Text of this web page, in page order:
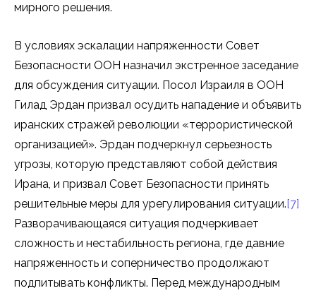
мирного решения.
В условиях эскалации напряженности Совет
Безопасности ООН назначил экстренное заседание
для обсуждения ситуации. Посол Израиля в ООН
Гилад Эрдан призвал осудить нападение и объявить
иранских стражей революции «террористической
организацией». Эрдан подчеркнул серьезность
угрозы, которую представляют собой действия
Ирана, и призвал Совет Безопасности принять
решительные меры для урегулирования ситуации. [7]
Разворачивающаяся ситуация подчеркивает
сложность и нестабильность региона, где давние
напряженность и соперничество продолжают
подпитывать конфликты. Перед международным